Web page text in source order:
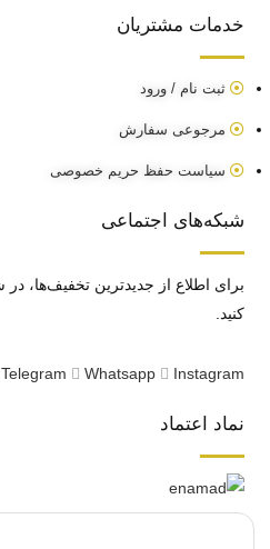
خدمات مشتریان
ثبت نام / ورود
مرجوعی سفارش
سیاست حفظ حریم خصوصی
شبکه‌های اجتماعی
برای اطلاع از جدید‌ترین تخفیف‌ها، در
کنید.
Telegram Whatsapp Instagram
نماد اعتماد